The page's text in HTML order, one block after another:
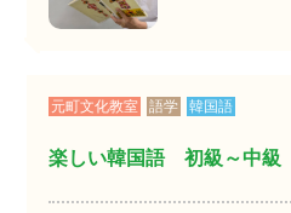
元町文化教室 語学 韓国語
楽しい韓国語 初級～中級